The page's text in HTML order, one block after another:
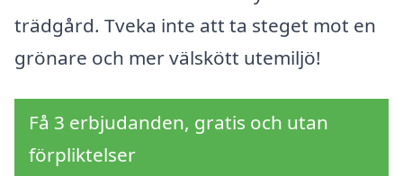
trädgård. Tveka inte att ta steget mot en
grönare och mer välskött utemiljö!
Få 3 erbjudanden, gratis och utan
förpliktelser